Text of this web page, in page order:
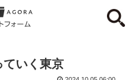
ていく東京